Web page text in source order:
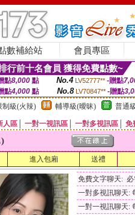
數補給站 會員專區
行前十名會員 獲得免費點數~
點8,000點 No.4 LV52777** -贈點
點4,000 點 No.8 LV70847** -贈點
制級(火辣) 輔導級(曖昧) 普通
人區 一對一視訊區 一對多視訊區 免
進入包廂 送禮
免費文字聊天:
一對多視訊聊天:
一對一視訊聊天: